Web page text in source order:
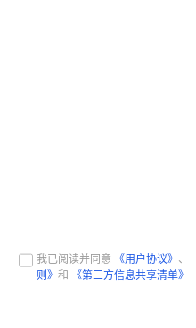
我已阅读并同意 《用户协议》 、
则》和 《第三方信息共享清单》